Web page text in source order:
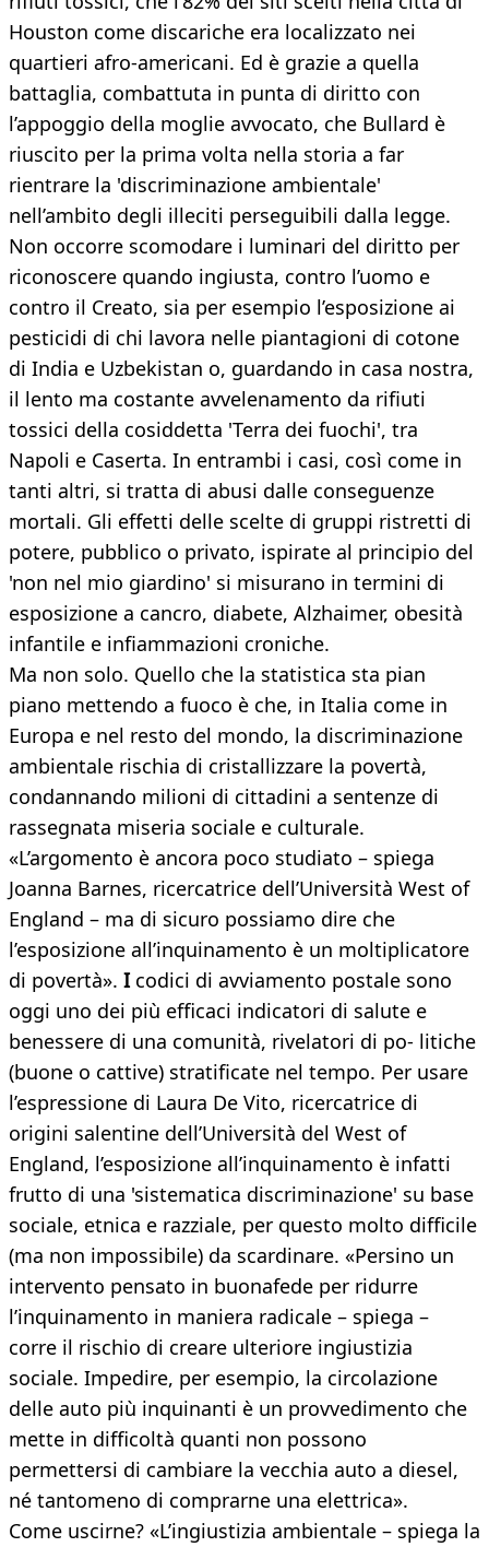
Houston come discariche era localizzato nei
quartieri afro-americani. Ed è grazie a quella
battaglia, combattuta in punta di diritto con
l’appoggio della moglie avvocato, che Bullard è
riuscito per la prima volta nella storia a far
rientrare la 'discriminazione ambientale'
nell’ambito degli illeciti perseguibili dalla legge.
Non occorre scomodare i luminari del diritto per
riconoscere quando ingiusta, contro l’uomo e
contro il Creato, sia per esempio l’esposizione ai
pesticidi di chi lavora nelle piantagioni di cotone
di India e Uzbekistan o, guardando in casa nostra,
il lento ma costante avvelenamento da rifiuti
tossici della cosiddetta 'Terra dei fuochi', tra
Napoli e Caserta. In entrambi i casi, così come in
tanti altri, si tratta di abusi dalle conseguenze
mortali. Gli effetti delle scelte di gruppi ristretti di
potere, pubblico o privato, ispirate al principio del
'non nel mio giardino' si misurano in termini di
esposizione a cancro, diabete, Alzhaimer, obesità
infantile e infiammazioni croniche.
Ma non solo. Quello che la statistica sta pian
piano mettendo a fuoco è che, in Italia come in
Europa e nel resto del mondo, la discriminazione
ambientale rischia di cristallizzare la povertà,
condannando milioni di cittadini a sentenze di
rassegnata miseria sociale e culturale.
«L’argomento è ancora poco studiato – spiega
Joanna Barnes, ricercatrice dell’Università West of
England – ma di sicuro possiamo dire che
l’esposizione all’inquinamento è un moltiplicatore
di povertà». Icodici di avviamento postale sono
oggi uno dei più efficaci indicatori di salute e
benessere di una comunità, rivelatori di po- litiche
(buone o cattive) stratificate nel tempo. Per usare
l’espressione di Laura De Vito, ricercatrice di
origini salentine dell’Università del West of
England, l’esposizione all’inquinamento è infatti
frutto di una 'sistematica discriminazione' su base
sociale, etnica e razziale, per questo molto difficile
(ma non impossibile) da scardinare. «Persino un
intervento pensato in buonafede per ridurre
l’inquinamento in maniera radicale – spiega –
corre il rischio di creare ulteriore ingiustizia
sociale. Impedire, per esempio, la circolazione
delle auto più inquinanti è un provvedimento che
mette in difficoltà quanti non possono
permettersi di cambiare la vecchia auto a diesel,
né tantomeno di comprarne una elettrica».
Come uscirne? «L’ingiustizia ambientale – spiega la